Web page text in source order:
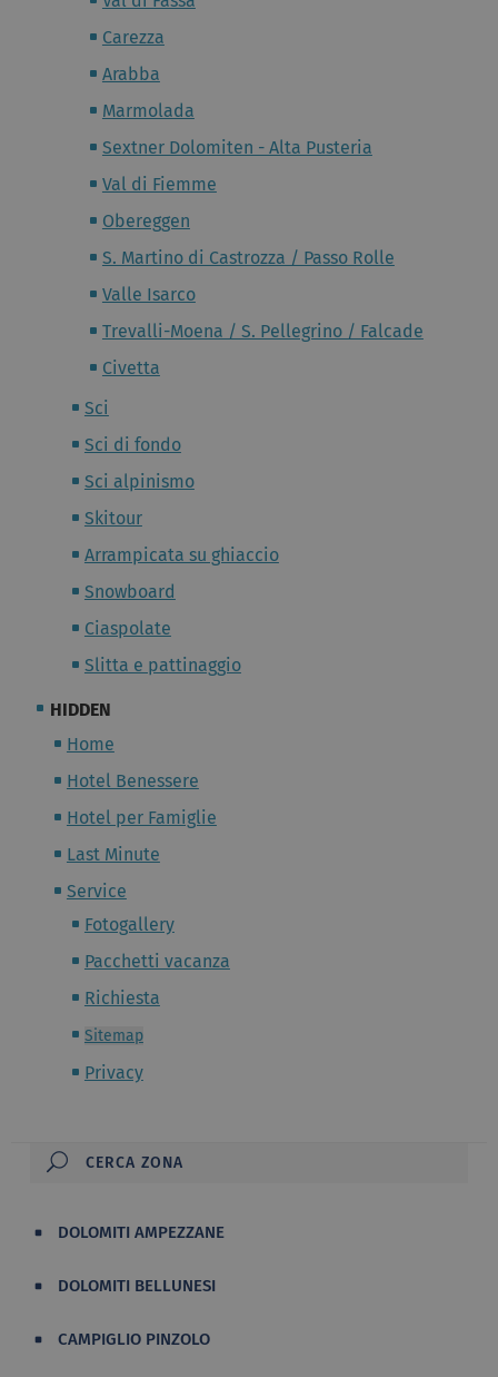
Carezza
Arabba
Marmolada
Sextner Dolomiten - Alta Pusteria
Val di Fiemme
Obereggen
S. Martino di Castrozza / Passo Rolle
Valle Isarco
Trevalli-Moena / S. Pellegrino / Falcade
Civetta
Sci
Sci di fondo
Sci alpinismo
Skitour
Arrampicata su ghiaccio
Snowboard
Ciaspolate
Slitta e pattinaggio
HIDDEN
Home
Hotel Benessere
Hotel per Famiglie
Last Minute
Service
Fotogallery
Pacchetti vacanza
Richiesta
Sitemap
Privacy
DOLOMITI AMPEZZANE
DOLOMITI BELLUNESI
CAMPIGLIO PINZOLO